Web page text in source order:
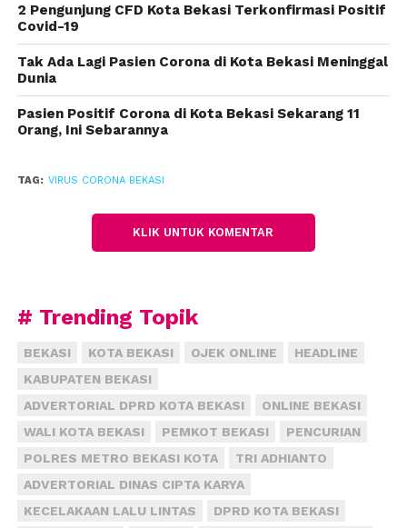
(BUMN) farmasi memperbanyak obat serupa yang
dibeli pemerintah. “Saya pun sudah meminta kepada
BUMN farmasi untuk memperbanyak produksi obat
(fiz)
2 Pengunjung CFD Kota Bekasi Terkonfirmasi Positif
Covid-19
Tak Ada Lagi Pasien Corona di Kota Bekasi Meninggal
Dunia
Pasien Positif Corona di Kota Bekasi Sekarang 11
Orang, Ini Sebarannya
TAG: VIRUS CORONA BEKASI
KLIK UNTUK KOMENTAR
# Trending Topik
BEKASI KOTA BEKASI OJEK ONLINE
HEADLINE
KABUPATEN BEKASI
ADVERTORIAL DPRD KOTA BEKASI
ONLINE BEKASI
WALI KOTA BEKASI
PEMKOT BEKASI
PENCURIAN
POLRES METRO BEKASI KOTA
TRI ADHIANTO
ADVERTORIAL DINAS CIPTA KARYA
KECELAKAAN LALU LINTAS
DPRD KOTA BEKASI